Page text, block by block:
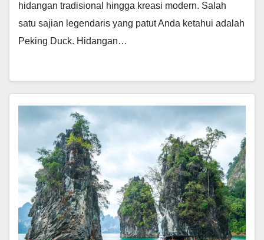
hidangan tradisional hingga kreasi modern. Salah
satu sajian legendaris yang patut Anda ketahui adalah
Peking Duck. Hidangan…